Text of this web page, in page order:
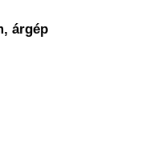
árgép